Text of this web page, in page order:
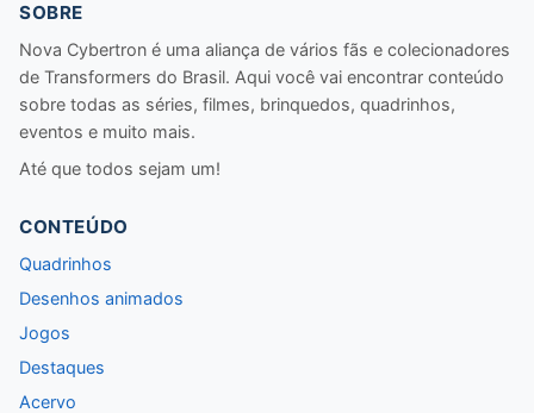
SOBRE
Nova Cybertron é uma aliança de vários fãs e colecionadores
de Transformers do Brasil. Aqui você vai encontrar conteúdo
sobre todas as séries, filmes, brinquedos, quadrinhos,
eventos e muito mais.
Até que todos sejam um!
CONTEÚDO
Quadrinhos
Desenhos animados
Jogos
Destaques
Acervo